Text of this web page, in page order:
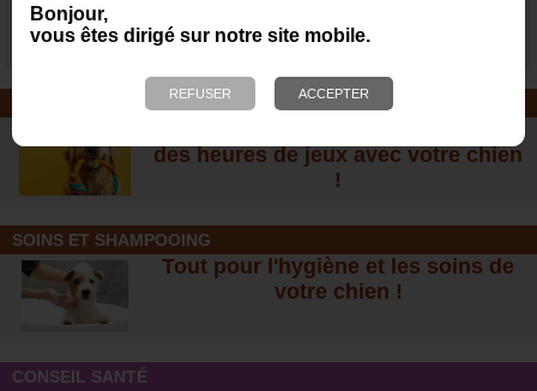
Bonjour,
vous êtes dirigé sur notre site mobile.
4,40 € 54,40 €
JOUETS EN CORDE
des heures de jeux avec votre chien
!
SOINS ET SHAMPOOING
Tout pour l'hygiène et les soins de
votre chien !
CONSEIL SANTÉ